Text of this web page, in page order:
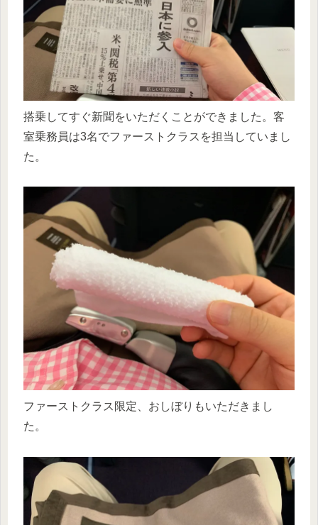
搭乗してすぐ新聞をいただくことができました。客
室乗務員は3名でファーストクラスを担当していまし
た。
ファーストクラス限定、おしぼりもいただきまし
た。